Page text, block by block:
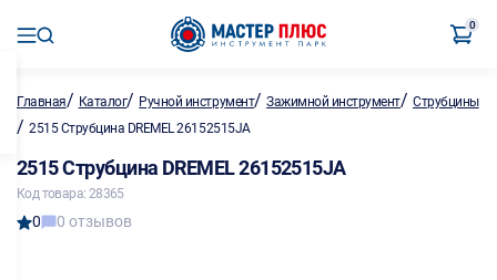
0
Главная/ Каталог/ Ручной инструмент/Зажимной инструмент/Струбцины
/ 2515 Струбцина DREMEL 26152515JA
2515 Струбцина DREMEL 26152515JA
Код товара: 28365
0 0 отзывов